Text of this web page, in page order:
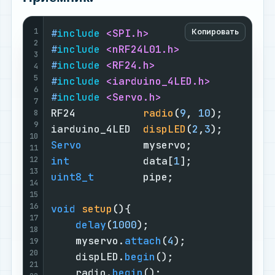
Копировать
1
2
3
4
5
6
7
8
9
10
11
12
13
14
15
16
17
18
19
20
21
#include <SPI.h>
#include <nRF24L01.h>
#include <RF24.h>
#include <iarduino_4LED.h>
#include <Servo.h>
RF24 radio (9, 10)
iarduino_4LED dispLED (2 , 3)
Servo
int
            data[
1
uint8_t
void setup (){
delay(1000);
    myservo.
attach (4
    dispLED.
begin